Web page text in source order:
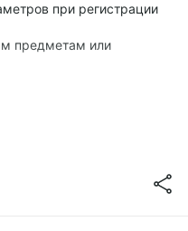
при регистрации
предметам или
в рецептах